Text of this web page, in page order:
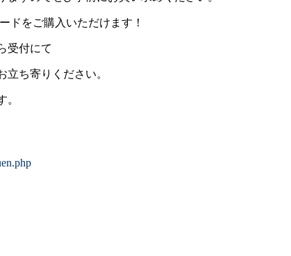
ドをご購入いただけます！
受付にて
ち寄りください。
。